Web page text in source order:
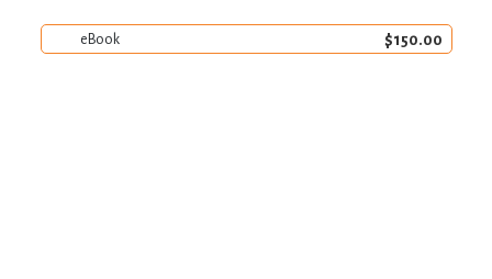
eBook $150.00